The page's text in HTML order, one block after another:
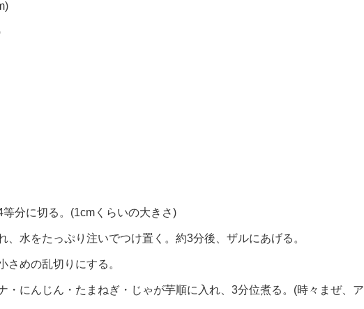
分に切る。(1cmくらいの大きさ)
水をたっぷり注いでつけ置く。約3分後、ザルにあげる。
めの乱切りにする。
にんじん・たまねぎ・じゃが芋順に入れ、3分位煮る。(時々まぜ、ア